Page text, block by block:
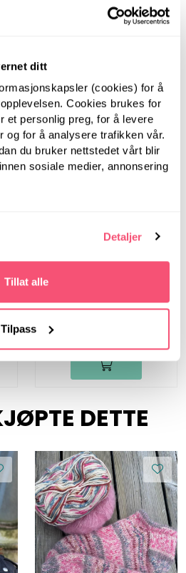
ditt
(cookies) for å
Cookies brukes for
et personlig preg, for å levere
og for å analysere trafikken vår.
du bruker nettstedet vårt blir
sosiale medier, annonsering
Detaljer
Tillat alle
Tilpass
Bystrikk
Bystrikks
1.235,00
526,30
DETTE